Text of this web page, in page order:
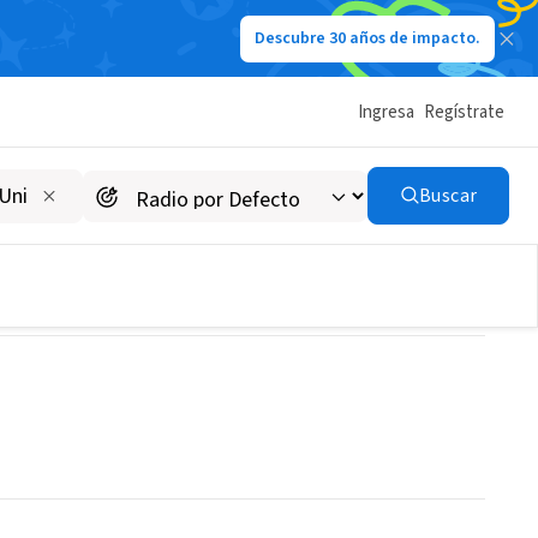
Descubre 30 años de impacto.
Ingresa Regístrate
Buscar
of Canada